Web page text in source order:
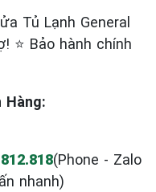
Tủ Lạnh General
⭐ Bảo hành chính
Hàng:
(Phone - Zalo
nhanh)